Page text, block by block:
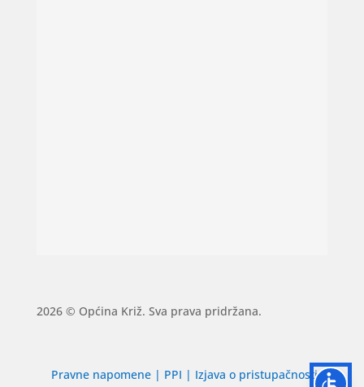
2026 © Općina Križ. Sva prava pridržana.
Pravne napomene | PPI | Izjava o pristupačnosti|